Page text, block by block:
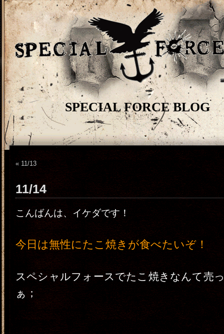
SPECIAL FORCE BLOG
« 11/13
11/14
こんばんは、イケダです！
今日は無性にたこ焼きが食べたいぞ！
スペシャルフォースでたこ焼きなんて売
ぁ；